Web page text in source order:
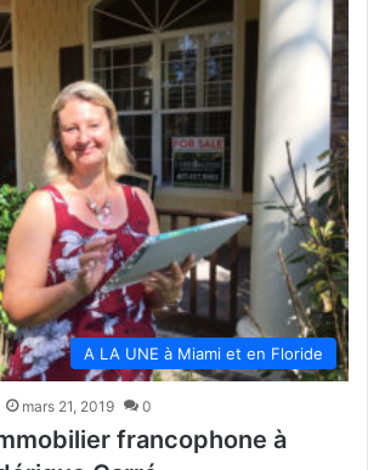
A LA UNE à Miami et en Floride
mars 21, 2019 0
francophone à